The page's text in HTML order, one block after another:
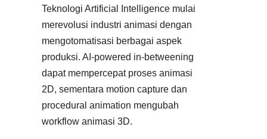
Teknologi Artificial Intelligence mulai
merevolusi industri animasi dengan
mengotomatisasi berbagai aspek
produksi. AI-powered in-betweening
dapat mempercepat proses animasi
2D, sementara motion capture dan
procedural animation mengubah
workflow animasi 3D.